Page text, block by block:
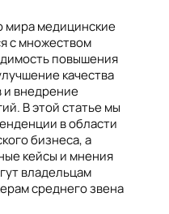
мира медицинские
с множеством
повышения
качества
и внедрение
В этой статье мы
в области
бизнеса, а
кейсы и мнения
владельцам
среднего звена